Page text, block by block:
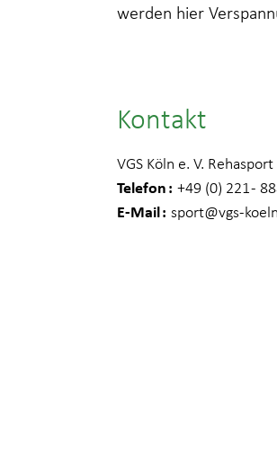
werden hier
Kontakt
VGS Köln e. V. Rehasport
Telefon +49 (0) 221 -
E-Mail sport@vgs-